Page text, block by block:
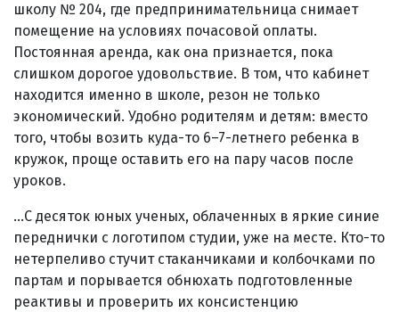
школу № 204, где предпринимательница снимает
помещение на условиях почасовой оплаты.
Постоянная аренда, как она признается, пока
слишком дорогое удовольствие. В том, что кабинет
находится именно в школе, резон не только
экономический. Удобно родителям и детям: вместо
того, чтобы возить куда-то 6–7-летнего ребенка в
кружок, проще оставить его на пару часов после
уроков.
…С десяток юных ученых, облаченных в яркие синие
переднички с логотипом студии, уже на месте. Кто-то
нетерпеливо стучит стаканчиками и колбочками по
партам и порывается обнюхать подготовленные
реактивы и проверить их консистенцию